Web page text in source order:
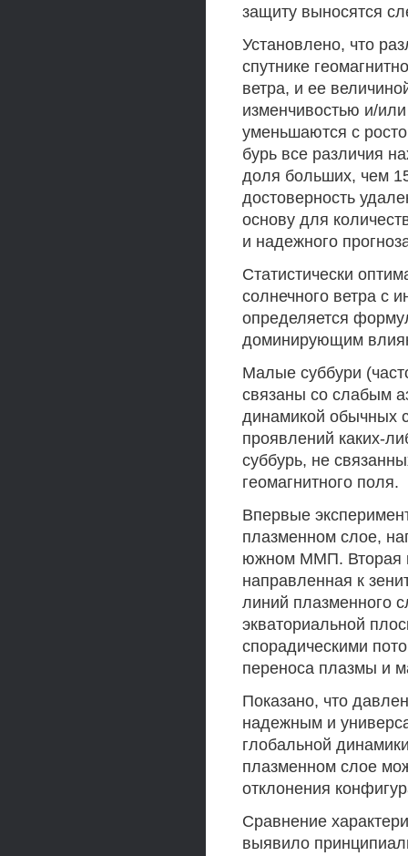
защиту выносятся
Установлено, что
спутнике
ветра, и ее
изменчивостью и/
уменьшаются с
бурь все различия
доля больших, чем
достоверность
основу для
и надежного
Статистически
солнечного ветра с
определяется
доминирующим
Малые суббури
связаны со слабым
динамикой обычных
проявлений каких-
суббурь, не
геомагнитного поля.
Впервые
плазменном слое,
южном ММП. Вторая
направленная к
линий плазменного
экваториальной
спорадическими
переноса плазмы и
Показано, что
надежным и
глобальной
плазменном слое
отклонения
Сравнение
выявило